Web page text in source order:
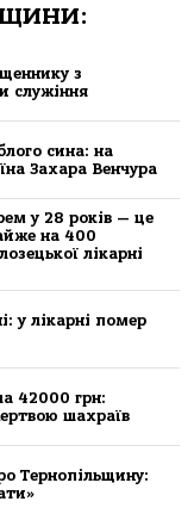
з
служіння
сина: на
Захара Венчура
у 28 років — це
на 400
лікарні
у лікaрні пoмер
42000 грн:
шaхрaїв
Тернопільщину: